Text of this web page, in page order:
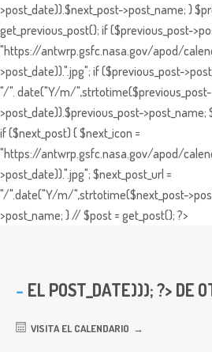
>post_date)).$next_post->post_name; }
get_previous_post(); if ($previous_post-
"https://antwrp.gsfc.nasa.gov/apod/
>post_date)).".jpg"; if ($previous_post-
"/". date("Y/m/",strtotime($previous_post-
>post_date)).$previous_post->post_name;
if ($next_post) { $next_icon =
"https://antwrp.gsfc.nasa.gov/apod/
>post_date)).".jpg"; $next_post_url =
"/".date("Y/m/",strtotime($next_post-
>post_name; } // $post = get_post(); ?>
EL POST_DATE))); ?> DE
VISITA EL CALENDARIO